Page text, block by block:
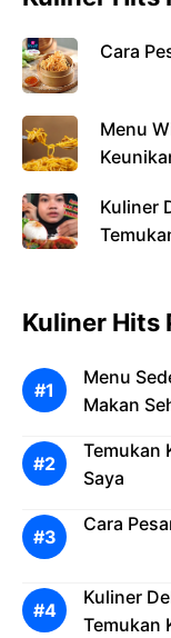
Cara
Menu
Kuliner
Kuliner Hits
Menu
Makan
Temukan
Saya
Cara
Kuliner
Temukan